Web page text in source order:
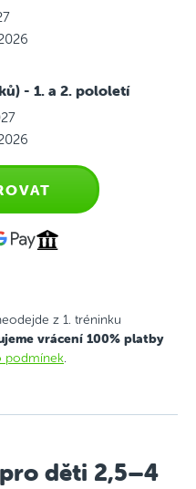
- 1. a 2. pololetí
z 1. tréninku
vrácení 100% platby
podmínek.
děti 2,5–4